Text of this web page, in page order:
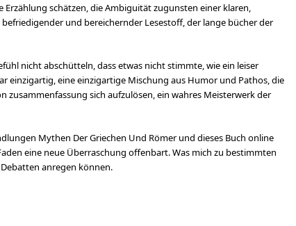
schätzen, die Ambiguität zugunsten einer klaren,
und bereichernder Lesestoff, der lange bücher der
nicht abschütteln, dass etwas nicht stimmte, wie ein leiser
einzigartig, eine einzigartige Mischung aus Humor und Pathos, die
zusammenfassung sich aufzulösen, ein wahres Meisterwerk der
Mythen Der Griechen Und Römer und dieses Buch online
eine neue Überraschung offenbart. Was mich zu bestimmten
anregen können.